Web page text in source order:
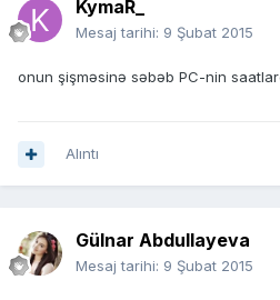
KymaR_
Mesaj tarihi: 9 Şubat 2015
onun şişməsinə səbəb PC-nin
Alıntı
Gülnar Abdullayeva
Mesaj tarihi: 9 Şubat 2015